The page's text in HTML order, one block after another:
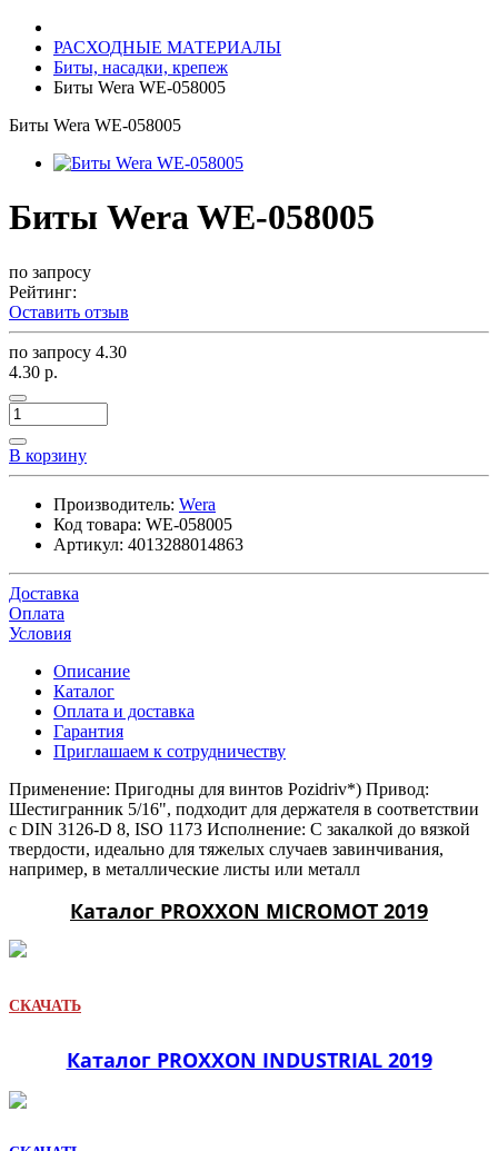
РАСХОДНЫЕ МАТЕРИАЛЫ
Биты, насадки, крепеж
Биты Wera WE-058005
Биты Wera WE-058005
Биты Wera WE-058005
по запросу
Рейтинг:
Оставить отзыв
по запросу 4.30
4.30 р.
В корзину
Производитель: Wera
Код товара: WE-058005
Артикул: 4013288014863
Доставка
Оплата
Условия
Описание
Каталог
Оплата и доставка
Гарантия
Приглашаем к сотрудничеству
Применение: Пригодны для винтов Pozidriv*) Привод:
Шестигранник 5/16", подходит для держателя в соответствии
с DIN 3126-D 8, ISO 1173 Исполнение: С закалкой до вязкой
твердости, идеально для тяжелых случаев завинчивания,
например, в металлические листы или металл
Каталог PROXXON MICROMOT 2019
СКАЧАТЬ
Каталог PROXXON INDUSTRIAL 2019